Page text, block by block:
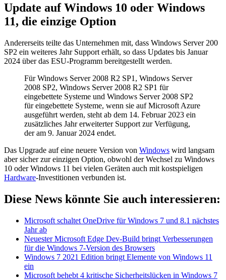
Update auf Windows 10 oder Windows
11, die einzige Option
Andererseits teilte das Unternehmen mit, dass Windows Server 200
SP2 ein weiteres Jahr Support erhält, so dass Updates bis Januar
2024 über das ESU-Programm bereitgestellt werden.
Für Windows Server 2008 R2 SP1, Windows Server
2008 SP2, Windows Server 2008 R2 SP1 für
eingebettete Systeme und Windows Server 2008 SP2
für eingebettete Systeme, wenn sie auf Microsoft Azure
ausgeführt werden, steht ab dem 14. Februar 2023 ein
zusätzliches Jahr erweiterter Support zur Verfügung,
der am 9. Januar 2024 endet.
Das Upgrade auf eine neuere Version von Windows wird langsam
aber sicher zur einzigen Option, obwohl der Wechsel zu Windows
10 oder Windows 11 bei vielen Geräten auch mit kostspieligen
Hardware-Investitionen verbunden ist.
Diese News könnte Sie auch interessieren:
Microsoft schaltet OneDrive für Windows 7 und 8.1 nächstes
Jahr ab
Neuester Microsoft Edge Dev-Build bringt Verbesserungen
für die Windows 7-Version des Browsers
Windows 7 2021 Edition bringt Elemente von Windows 11
ein
Microsoft behebt 4 kritische Sicherheitslücken in Windows 7